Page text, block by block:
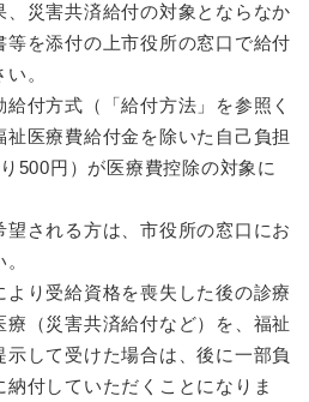
、災害共済給付の対象とならなか
等を添付の上市役所の窓口で給付
。
付方式（「給付方法」を参照く
祉医療費給付金を除いた自己負担
500円）が医療費控除の対象に
望される方は、市役所の窓口にお
より受給資格を喪失した後の診療
療（災害共済給付など）を、福祉
示して受けた場合は、後に一部負
付していただくことになりま